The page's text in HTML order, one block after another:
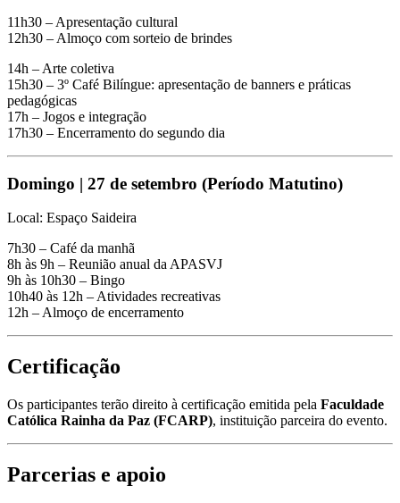
11h30 – Apresentação cultural
12h30 – Almoço com sorteio de brindes
14h – Arte coletiva
15h30 – 3º Café Bilíngue: apresentação de banners e práticas
pedagógicas
17h – Jogos e integração
17h30 – Encerramento do segundo dia
Domingo | 27 de setembro (Período Matutino)
Local: Espaço Saideira
7h30 – Café da manhã
8h às 9h – Reunião anual da APASVJ
9h às 10h30 – Bingo
10h40 às 12h – Atividades recreativas
12h – Almoço de encerramento
Certificação
Os participantes terão direito à certificação emitida pela Faculdade
Católica Rainha da Paz (FCARP), instituição parceira do evento.
Parcerias e apoio